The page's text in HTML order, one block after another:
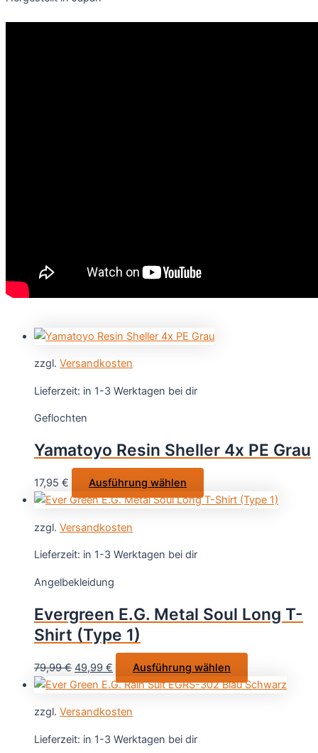
zzgl. Versandkosten
Lieferzeit: in 1-3 Werktagen bei dir
Geflochten
Yamatoyo Resin Sheller 4x PE Grau
17,95 € Ausführung wählen
Produkt
können
der
Produktseite
gewählt
zzgl. Versandkosten
Lieferzeit: in 1-3 Werktagen bei dir
Angelbekleidung
Evergreen E.G. Metal Soul Long T-
Shirt (Type 1)
79,99€ Ursprünglicher
Preis
79,99 €
49,99 € Aktueller
Preis
49,99 €.
Ausführung wählen
Produkt
zzgl. Versandkosten
Lieferzeit: in 1-3 Werktagen bei dir